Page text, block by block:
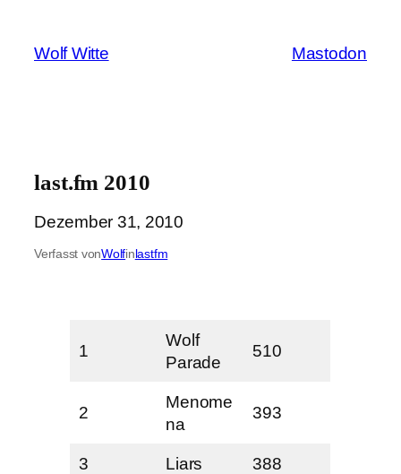
springen
Wolf Witte Mastodon
last.fm 2010
Dezember 31, 2010
Verfasst vonWolfinlastfm
1
Wolf
Parade
510
2
Menome
na
393
3 Liars 388